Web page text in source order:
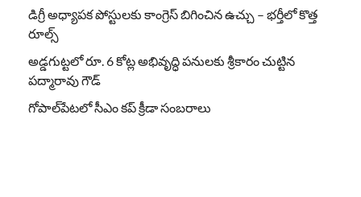
డిగ్రీ అధ్యాపక పోస్టులకు కాంగ్రెస్ బిగించిన ఉచ్చు – భర్తీలో కొత్త
రూల్స్
అడ్డగుట్టలో రూ. 6 కోట్ల అభివృద్ధి పనులకు శ్రీకారం చుట్టిన
పద్మారావు గౌడ్
గోపాల్‌పేటలో సీఎం కప్ క్రీడా సంబరాలు